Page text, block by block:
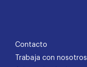
Contacto
Trabaja con nosotros